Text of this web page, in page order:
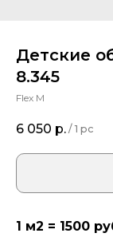
Детские
8.345
Flex M
6 050 р. / 1 pc
1 м2 = 1500